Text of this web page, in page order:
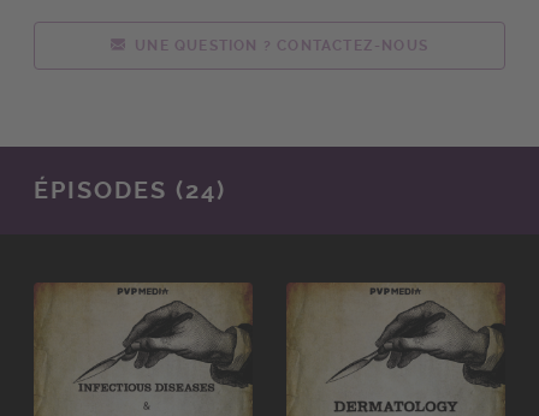
UNE QUESTION ? CONTACTEZ-NOUS
ÉPISODES (24)